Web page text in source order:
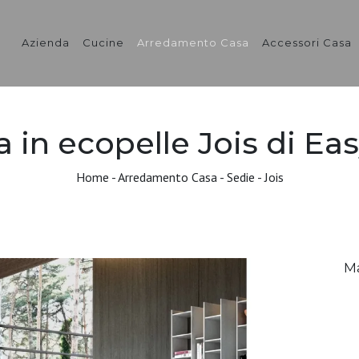
Azienda Cucine Arredamento Casa Accessori Casa
in ecopelle Jois di
Home -Arredamento Casa - Sedie -Jois